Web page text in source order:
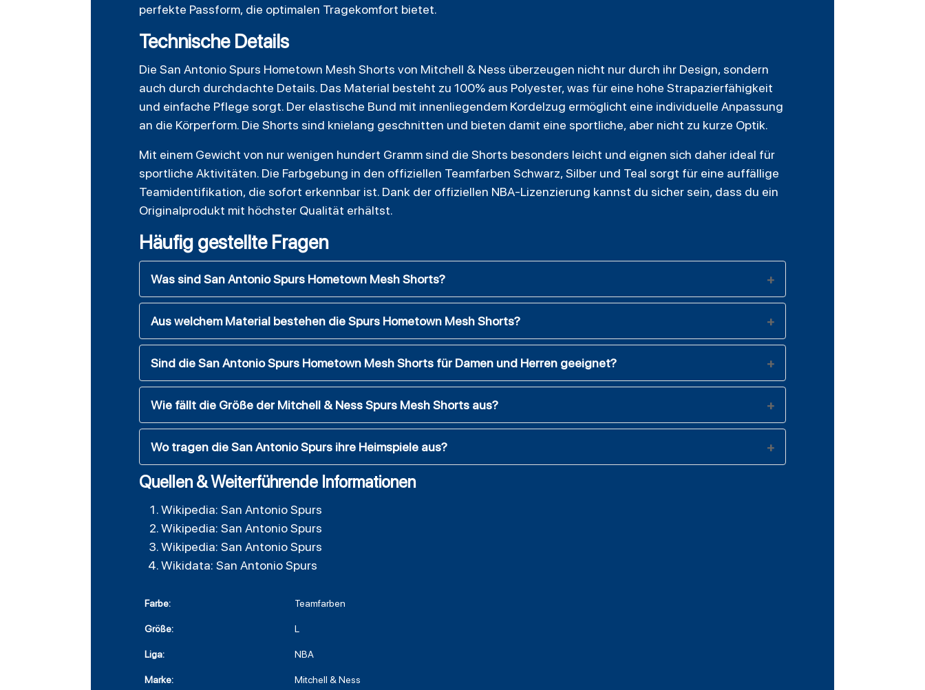
perfekte Passform, die optimalen Tragekomfort bietet.
Technische Details
Die San Antonio Spurs Hometown Mesh Shorts von Mitchell & Ness überzeugen nicht nur durch ihr Design, sondern
auch durch durchdachte Details. Das Material besteht zu 100% aus Polyester, was für eine hohe Strapazierfähigkeit
und einfache Pflege sorgt. Der elastische Bund mit innenliegendem Kordelzug ermöglicht eine individuelle Anpassung
an die Körperform. Die Shorts sind knielang geschnitten und bieten damit eine sportliche, aber nicht zu kurze Optik.
Mit einem Gewicht von nur wenigen hundert Gramm sind die Shorts besonders leicht und eignen sich daher ideal für
sportliche Aktivitäten. Die Farbgebung in den offiziellen Teamfarben Schwarz, Silber und Teal sorgt für eine auffällige
Teamidentifikation, die sofort erkennbar ist. Dank der offiziellen NBA-Lizenzierung kannst du sicher sein, dass du ein
Originalprodukt mit höchster Qualität erhältst.
Häufig gestellte Fragen
Was sind San Antonio Spurs Hometown Mesh Shorts?
Aus welchem Material bestehen die Spurs Hometown Mesh Shorts?
Sind die San Antonio Spurs Hometown Mesh Shorts für Damen und Herren geeignet?
Wie fällt die Größe der Mitchell & Ness Spurs Mesh Shorts aus?
Wo tragen die San Antonio Spurs ihre Heimspiele aus?
Quellen & Weiterführende Informationen
Wikipedia: San Antonio Spurs
Wikipedia: San Antonio Spurs
Wikipedia: San Antonio Spurs
Wikidata: San Antonio Spurs
Farbe: Teamfarben
Größe: L
Liga: NBA
Marke: Mitchell & Ness